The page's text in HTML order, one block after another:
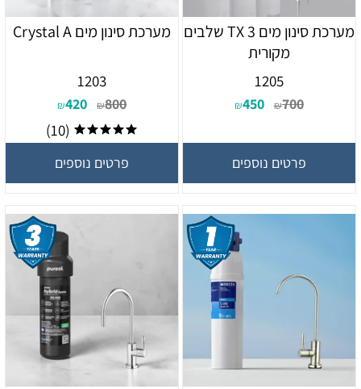
מערכת סינון מים TX 3 שלבים
מקורית
1205
₪700
₪450
פרטים נוספים
מערכת סינון מים Crystal A
1203
₪800
₪420
(10)
פרטים נוספים